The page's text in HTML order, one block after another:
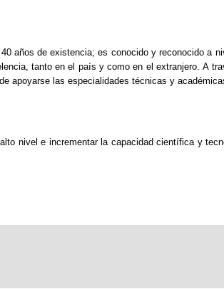
años de existencia; es conocido y reconocido a
tanto en el país y como en el extranjero. A
apoyarse las especialidades técnicas y
nivel e incrementar la capacidad científica y